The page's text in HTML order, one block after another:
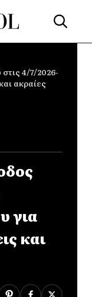
4/7/2026-
ακραίες
για
και